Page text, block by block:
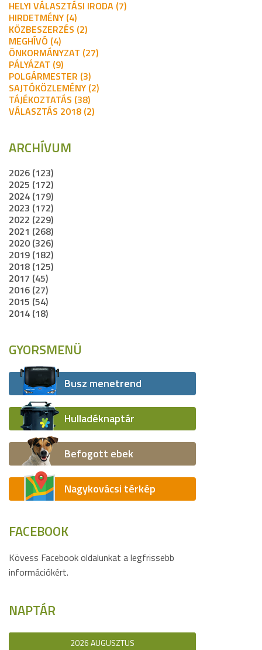
HELYI VÁLASZTÁSI IRODA (7)
HIRDETMÉNY (4)
KÖZBESZERZÉS (2)
MEGHÍVÓ (4)
ÖNKORMÁNYZAT (27)
PÁLYÁZAT (9)
POLGÁRMESTER (3)
SAJTÓKÖZLEMÉNY (2)
TÁJÉKOZTATÁS (38)
VÁLASZTÁS 2018 (2)
ARCHÍVUM
2026 (123)
2025 (172)
2024 (179)
2023 (172)
2022 (229)
2021 (268)
2020 (326)
2019 (182)
2018 (125)
2017 (45)
2016 (27)
2015 (54)
2014 (18)
GYORSMENÜ
Busz menetrend
Hulladéknaptár
Befogott ebek
Nagykovácsi térkép
FACEBOOK
Kövess Facebook oldalunkat a legfrissebb
információkért.
NAPTÁR
2026 AUGUSZTUS